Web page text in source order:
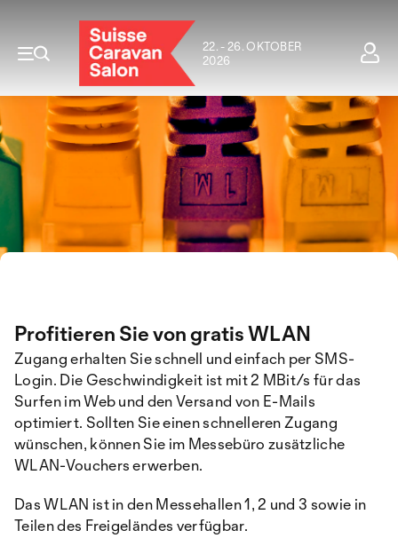
22. - 26. OKTOBER
2026
Profitieren Sie von gratis WLAN
Zugang erhalten Sie schnell und einfach per SMS-
Login. Die Geschwindigkeit ist mit 2 MBit/s für das
Surfen im Web und den Versand von E-Mails
optimiert. Sollten Sie einen schnelleren Zugang
wünschen, können Sie im Messebüro zusätzliche
WLAN-Vouchers erwerben.
Das WLAN ist in den Messehallen 1, 2 und 3 sowie in
Teilen des Freigeländes verfügbar.